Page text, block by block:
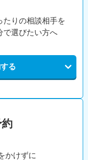
たりの相談相手を
で選びたい方へ
る
かけずに